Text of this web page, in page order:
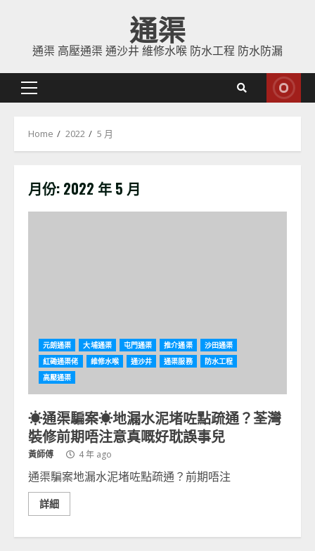
content
通渠
通渠 高壓通渠 通沙井 維修水喉 防水工程 防水防漏
Primary
Home 2022 5 月
月份: 2022 年 5 月
元朗通渠 大埔通渠 屯門通渠 推介通渠
沙田通渠
紅磡通渠佬
維修水喉 通沙井 通渠服務
防水工程
高壓通渠
☀通渠騙案☀地漏水泥堵咗點疏通？荃灣
裝修前期唔注意真嘅好耽誤事兒
黃師傅 4 年 ago
通渠騙案地漏水泥堵咗點疏通？前期唔注
詳細